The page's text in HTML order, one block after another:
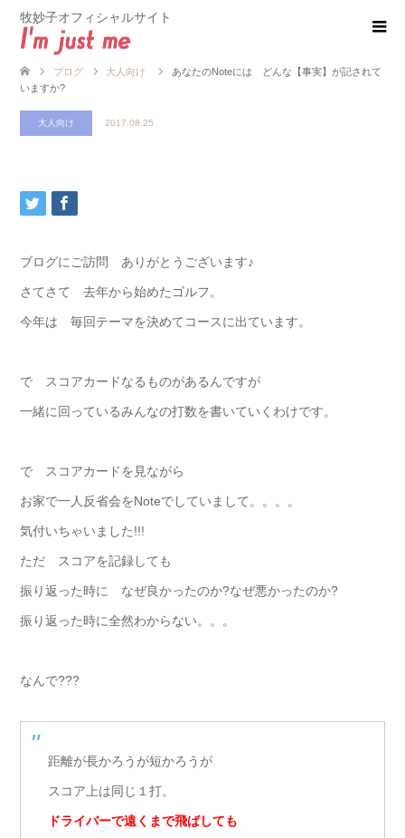
牧妙子オフィシャルサイト
ブログ 大人向け
あなたのNoteには どんな【事実】が記されて
いますか?
大人向け 2017.08.25
ブログにご訪問 ありがとうございます♪
さてさて 去年から始めたゴルフ。
今年は 毎回テーマを決めてコースに出ています。
で スコアカードなるものがあるんですが
一緒に回っているみんなの打数を書いていくわけです。
で スコアカードを見ながら
お家で一人反省会をNoteでしていまして。。。。
気付いちゃいました!!!
ただ スコアを記録しても
振り返った時に なぜ良かったのか?なぜ悪かったのか?
振り返った時に全然わからない。。。
なんで???
距離が長かろうが短かろうが
スコア上は同じ１打。
ドライバーで遠くまで飛ばしても